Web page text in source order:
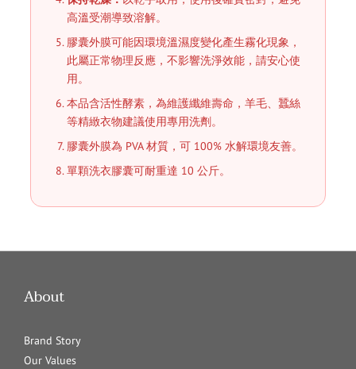
高溫受潮導致溶解。
膠囊外膜可能因環境溫濕度變化產生霧化現象，
此屬正常物理反應，不影響洗淨效能，請安心使
用。
本品含活性酵素，為維護纖維壽命，羊毛、蠶絲
等精緻衣物建議使用專用洗劑。
膠囊外膜為 PVA 材質，可 100% 水解環境友善。
單顆洗衣膠囊可耐重達 10 公斤。
About
Brand Story
Our Values